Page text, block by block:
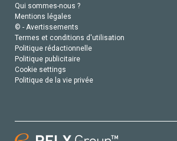
Qui sommes-nous ?
Mentions légales
© - Avertissements
Termes et conditions d'utilisation
Politique rédactionnelle
Politique publicitaire
Cookie settings
Politique de la vie privée